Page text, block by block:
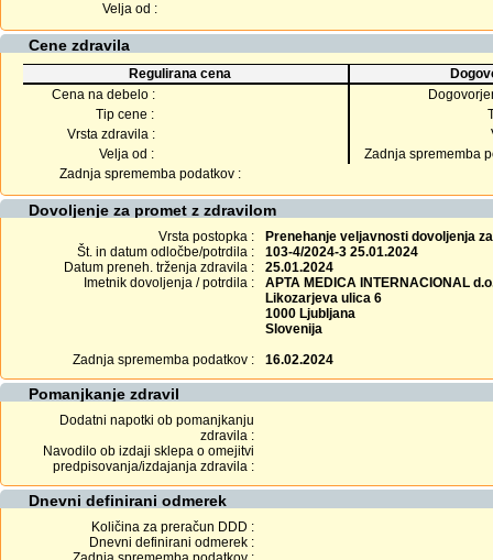
Velja od :
Cene zdravila
Regulirana cena
Cena na debelo :
Tip cene :
Vrsta zdravila :
Velja od :
Zadnja sprememba
Zadnja sprememba podatkov :
Dovoljenje za promet z zdravilom
Vrsta postopka :
Prenehanje veljavnosti dovoljenja
Št. in datum odločbe/potrdila :
103-4/2024-3 25.01.2024
Datum preneh. trženja zdravila :
25.01.2024
Imetnik dovoljenja / potrdila :
APTA MEDICA INTERNACIONAL
Likozarjeva ulica 6
1000 Ljubljana
Slovenija
Zadnja sprememba podatkov :
16.02.2024
Pomanjkanje zdravil
Dodatni napotki ob pomanjkanju
zdravila :
Navodilo ob izdaji sklepa o omejitvi
predpisovanja/izdajanja zdravila :
Dnevni definirani odmerek
Količina za preračun DDD :
Dnevni definirani odmerek :